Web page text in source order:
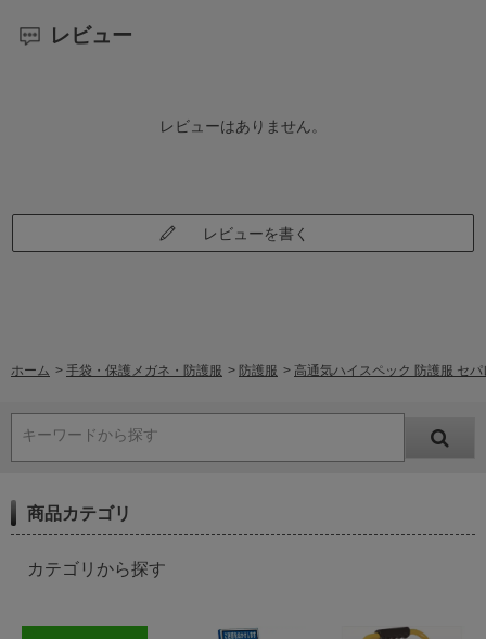
レビュー
レビューはありません。
レビューを書く
ホーム > 手袋・保護メガネ・防護服 > 防護服 > 高通気ハイスペック 防護服 セ
キーワードから探す
商品カテゴリ
カテゴリから探す